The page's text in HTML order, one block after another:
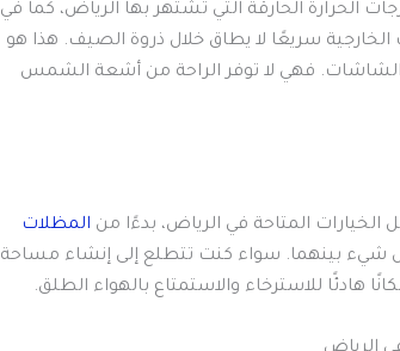
الحرارة الحارقة التي تشتهر بها الرياض، كما في
سريعًا لا يطاق خلال ذروة الصيف. هذا هو
فهي لا توفر الراحة من أشعة الشمس
المتاحة في الرياض، بدءًا من المظلات
شيء بينهما. سواء كنت تتطلع إلى إنشاء مساحة
هادئًا للاسترخاء والاستمتاع بالهواء الطلق.